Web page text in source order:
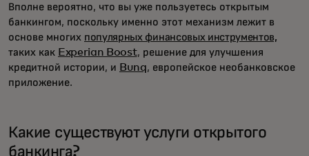
Вполне вероятно, что вы уже пользуетесь открытым
банкингом, поскольку именно этот механизм лежит в
основе многих популярных финансовых инструментов,
таких как Experian Boost, решение для улучшения
кредитной истории, и Bunq, европейское необанковское
приложение.
Какие существуют услуги открытого
банкинга?